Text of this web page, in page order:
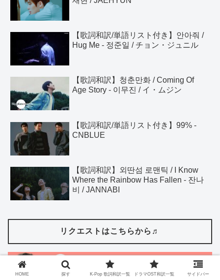
【歌詞和訳/単語リスト付き】안아줘 /
Hug Me - 정준일 / チョン・ジュニル
【歌詞和訳】청춘만화 / Coming Of
Age Story - 이무진 / イ・ムジン
【歌詞和訳/単語リスト付き】99% -
CNBLUE
【歌詞和訳】외딴섬 로맨틱 / I Know
Where the Rainbow Has Fallen - 잔나
비 / JANNABI
リクエストはこちらから♬
HOME 探す K-Pop 歌詞和訳一覧 ドラマOST和訳一覧 サイドバー